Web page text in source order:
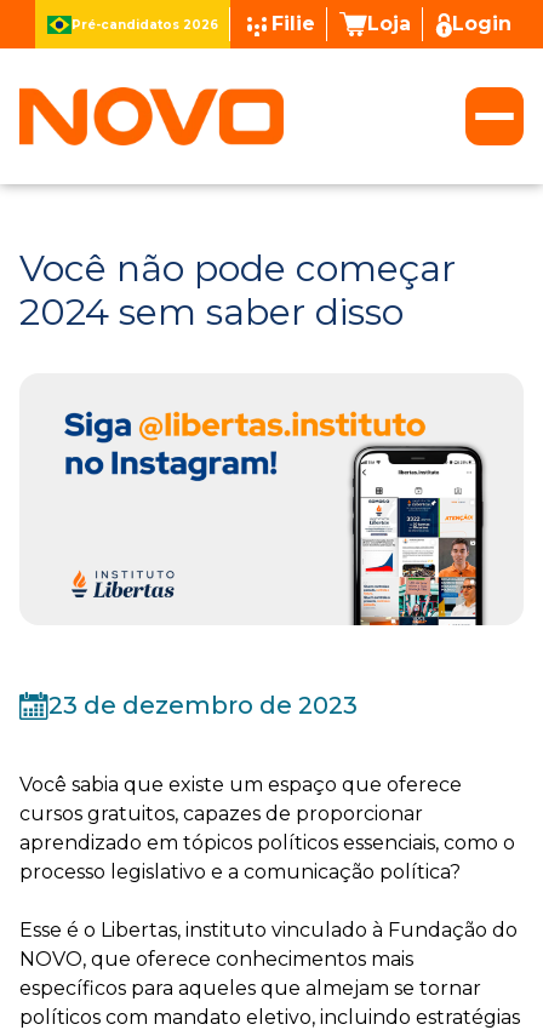
Pré-candidatos 2026 Filie Loja Login
Você não pode começar
2024 sem saber disso
23 de dezembro de 2023
Você sabia que existe um espaço que oferece
cursos gratuitos, capazes de proporcionar
aprendizado em tópicos políticos essenciais, como o
processo legislativo e a comunicação política?
Esse é o Libertas, instituto vinculado à Fundação do
NOVO, que oferece conhecimentos mais
específicos para aqueles que almejam se tornar
políticos com mandato eletivo, incluindo estratégias